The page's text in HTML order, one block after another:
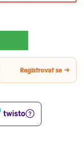
Registrovat se